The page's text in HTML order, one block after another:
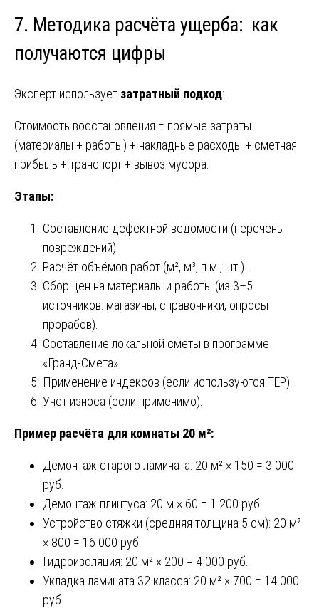
7. Методика расчёта ущерба: как
получаются цифры
Эксперт использует затратный подход:
Стоимость восстановления = прямые затраты
(материалы + работы) + накладные расходы + сметная
прибыль + транспорт + вывоз мусора.
Этапы:
Составление дефектной ведомости (перечень
повреждений).
Расчёт объёмов работ (м², м³, п.м., шт.).
Сбор цен на материалы и работы (из 3–5
источников: магазины, справочники, опросы
прорабов).
Составление локальной сметы в программе
«Гранд-Смета».
Применение индексов (если используются ТЕР).
Учёт износа (если применимо).
Пример расчёта для комнаты 20 м²:
Демонтаж старого ламината: 20 м² × 150 = 3 000
руб.
Демонтаж плинтуса: 20 м × 60 = 1 200 руб.
Устройство стяжки (средняя толщина 5 см): 20 м²
× 800 = 16 000 руб.
Гидроизоляция: 20 м² × 200 = 4 000 руб.
Укладка ламината 32 класса: 20 м² × 700 = 14 000
руб.